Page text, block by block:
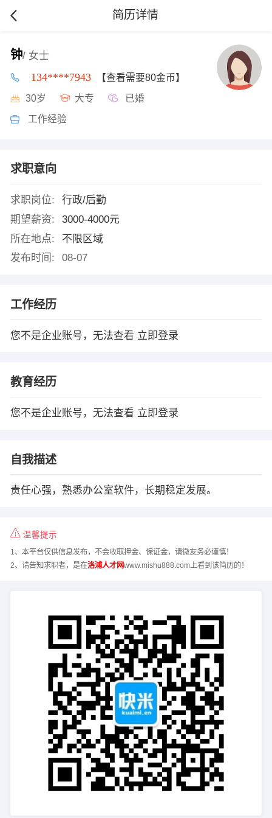
简历详情
钟/ 女士
134****7943 【查看需要80金币】
30岁 大专 已婚
工作经验
求职意向
求职岗位:
行政/后勤
期望薪资:
3000-4000元
所在地点:
不限区域
发布时间:
08-07
工作经历
您不是企业账号，无法查看 立即登录
教育经历
您不是企业账号，无法查看 立即登录
自我描述
责任心强，熟悉办公室软件，长期稳定发展。
温馨提示
1、本平台仅供信息发布，不会收取押金、保证金，请微友务必谨慎！
2、请告知求职者，是在洛浦人才网www.mishu888.com上看到该简历的！